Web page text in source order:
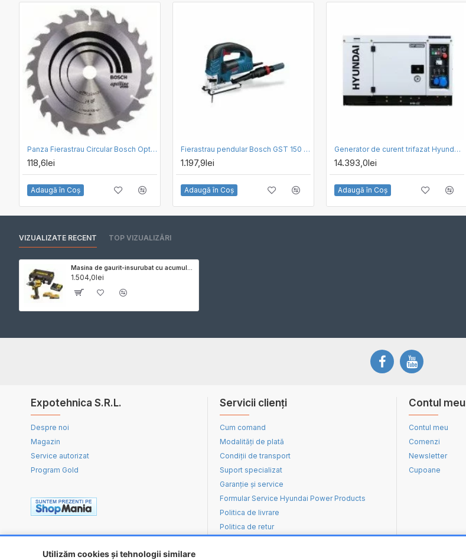
Utilizăm cookies și tehnologii similare
Panza Fierastrau Circular Bosch Optiline Wood 190 x 20 / 24
118,6lei
Adaugă în Coş
Fierastrau pendular Bosch GST 150 BCE
1.197,9lei
Adaugă în Coş
Generator de curent trifazat Hyundai DHY10000SE-T cu motor diesel, 10.6kVA
14.393,0lei
Adaugă în Coş
VIZUALIZATE RECENT TOP VIZUALIZĂRI
1.504,0lei
Expotehnica S.R.L.
Despre noi
Magazin
Service autorizat
Program Gold
Servicii clienți
Cum comand
Modalități de plată
Condiții de transport
Suport specializat
Garanție și service
Formular Service Hyundai Power Products
Politica de livrare
Politica de retur
Contul meu
Contul meu
Comenzi
Newsletter
Cupoane